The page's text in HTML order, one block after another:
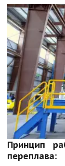
Принцип
переплава: